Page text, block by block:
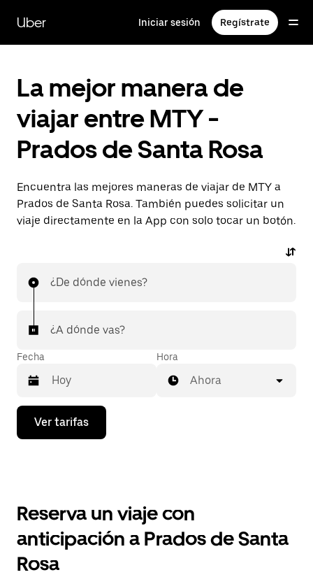
contenido
principal
Uber Iniciar sesión Regístrate
La mejor manera de
viajar entre MTY -
Prados de Santa Rosa
Encuentra las mejores maneras de viajar de MTY a
Prados de Santa Rosa. También puedes solicitar un
viaje directamente en la App con solo tocar un botón.
¿De dónde vienes?
¿A dónde vas?
Fecha
Presiona
flecha
el
y
selecciona
una
Hora
Ahora
Ver tarifas
Reserva un viaje con
anticipación a Prados de Santa
Rosa